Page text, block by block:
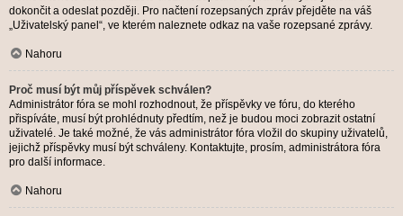
dokončit a odeslat později. Pro načtení rozepsaných zpráv přejděte na váš
„Uživatelský panel“, ve kterém naleznete odkaz na vaše rozepsané zprávy.
Nahoru
Proč musí být můj příspěvek schválen?
Administrátor fóra se mohl rozhodnout, že příspěvky ve fóru, do kterého
přispíváte, musí být prohlédnuty předtím, než je budou moci zobrazit ostatní
uživatelé. Je také možné, že vás administrátor fóra vložil do skupiny uživatelů,
jejichž příspěvky musí být schváleny. Kontaktujte, prosím, administrátora fóra
pro další informace.
Nahoru